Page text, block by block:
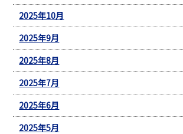
2025年10月
2025年9月
2025年8月
2025年7月
2025年6月
2025年5月